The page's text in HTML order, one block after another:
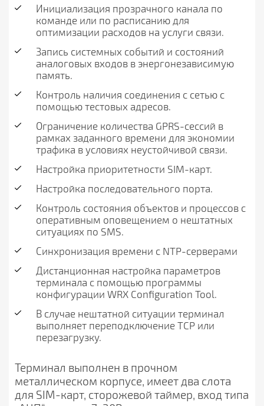
Инициализация прозрачного канала по
команде или по расписанию для
оптимизации расходов на услуги связи.
Запись системных событий и состояний
аналоговых входов в энергонезависимую
память.
Контроль наличия соединения с сетью с
помощью тестовых адресов.
Ограничение количества GPRS-сессий в
рамках заданного времени для экономии
трафика в условиях неустойчивой связи.
Настройка приоритетности SIM-карт.
Настройка последовательного порта.
Контроль состояния объектов и процессов с
оперативным оповещением о нештатных
ситуациях по SMS.
Синхронизация времени с NTP-серверами
Дистанционная настройка параметров
терминала с помощью программы
конфигурации WRX Configuration Tool.
В случае нештатной ситуации терминал
выполняет переподключение TCP или
перезагрузку.
Терминал выполнен в прочном
металлическом корпусе, имеет два слота
для SIM-карт, сторожевой таймер, вход типа